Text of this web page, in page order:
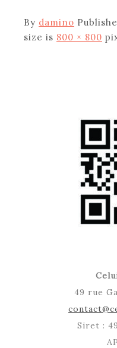
By damino
size is 800 × 800
49 rue
Siret :